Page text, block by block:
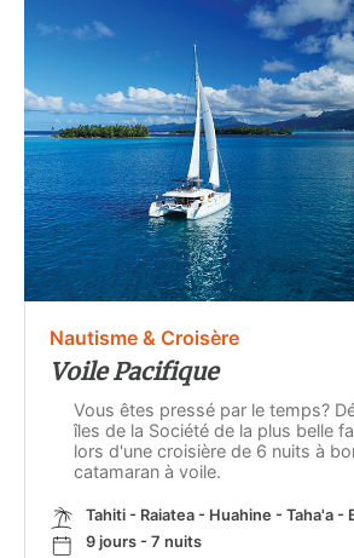
Nautisme & Croisère
Voile Pacifique
Vous êtes pressé par le temps?
îles de la Société de la plus belle
lors d'une croisière de 6 nuits à
catamaran à voile.
Tahiti - Raiatea - Huahine - Taha'a -
9 jours - 7 nuits